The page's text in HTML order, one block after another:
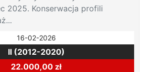
2025. Konserwacja profili
16-02-2026
II (2012-2020)
22.000,00 zł